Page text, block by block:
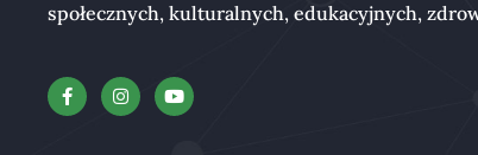
społecznych, kulturalnych, edukacyjnych,